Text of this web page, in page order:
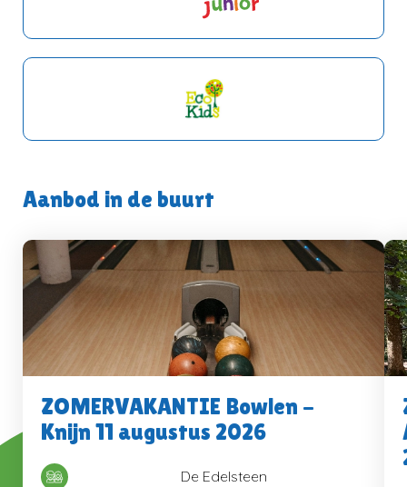
Aanbod in de buurt
ZOMERVAKANTIE Bowlen -
Knijn 11 augustus 2026
De Edelsteen